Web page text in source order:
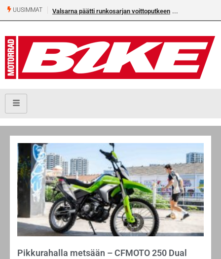
UUSIMMAT Valsarna päätti runkosarjan voittoputkeen
Pikkurahalla metsään – CFMOTO 250 Dual